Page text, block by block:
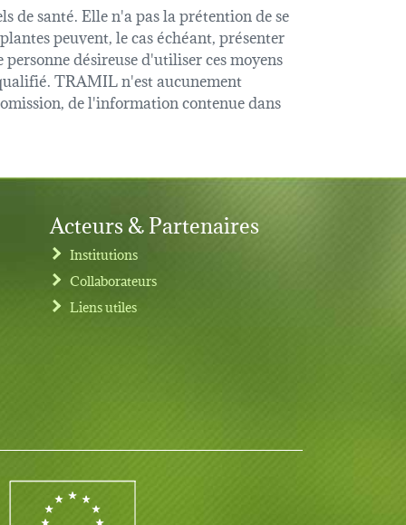
de santé. Elle n'a pas la prétention de se
peuvent, le cas échéant, présenter
désireuse d'utiliser ces moyens
TRAMIL n'est aucunement
de l'information contenue dans
Acteurs & Partenaires
Institutions
Collaborateurs
Liens utiles